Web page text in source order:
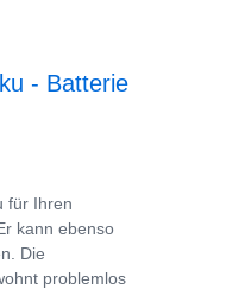
- Batterie
für Ihren
kann ebenso
Die
problemlos